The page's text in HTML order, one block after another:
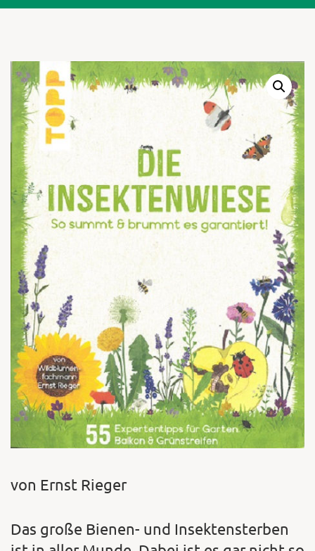
Zum
von Ernst Rieger
Das große Bienen- und Insektensterben